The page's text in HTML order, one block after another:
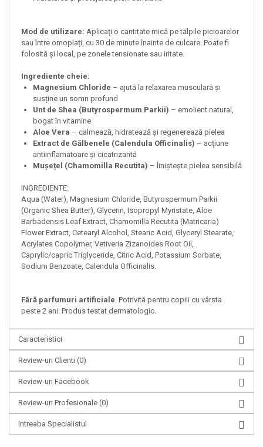
Mod de utilizare: Aplicați o cantitate mică pe tălpile picioarelor
sau între omoplați, cu 30 de minute înainte de culcare. Poate fi
folosită și local, pe zonele tensionate sau iritate.
Ingrediente cheie:
Magnesium Chloride – ajută la relaxarea musculară și
susține un somn profund
Unt de Shea (Butyrospermum Parkii) – emolient natural,
bogat în vitamine
Aloe Vera – calmează, hidratează și regenerează pielea
Extract de Gălbenele (Calendula Officinalis) – acțiune
antiinflamatoare și cicatrizantă
Mușețel (Chamomilla Recutita) – liniștește pielea sensibilă
INGREDIENTE:
Aqua (Water), Magnesium Chloride, Butyrospermum Parkii
(Organic Shea Butter), Glycerin, Isopropyl Myristate, Aloe
Barbadensis Leaf Extract, Chamomilla Recutita (Matricaria)
Flower Extract, Cetearyl Alcohol, Stearic Acid, Glyceryl Stearate,
Acrylates Copolymer, Vetiveria Zizanoides Root Oil,
Caprylic/capric Triglyceride, Citric Acid, Potassium Sorbate,
Sodium Benzoate, Calendula Officinalis.
Fără parfumuri artificiale . Potrivită pentru copiii cu vârsta
peste 2 ani. Produs testat dermatologic.
Caracteristici
Review-uri Clienti (0)
Review-uri Facebook
Review-uri Profesionale (0)
Intreaba Specialistul